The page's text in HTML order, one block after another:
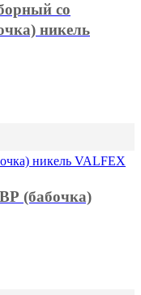
со
никель
(бабочка)